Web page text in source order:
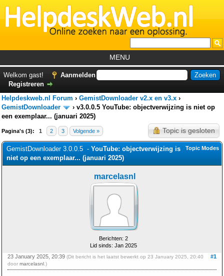
MENU
Foutcodes
GemistDownloader*
Forum
Welkom gast!
Aanmelden
Registreren
Helpdeskweb.nl Forum › GemistDownloader v2.x en v3.x ›
GemistDownloader
› v3.0.0.5 YouTube: objectverwijzing is niet op
een exemplaar... (januari 2025)
Pagina's (3): 1 2 3 Volgende » Topic is gesloten
Topic Modes
GemistDownloader 3.0.0.5 - YouTube: objectverwijzing is
niet op een exemplaar... (januari 2025)
marcelasnl
Berichten: 2
Lid sinds: Jan 2025
#1
23 January 2025, 20:39 (Dit bericht is het laatst bewerkt op 23 January 2025, 20:40
door marcelasnl .)